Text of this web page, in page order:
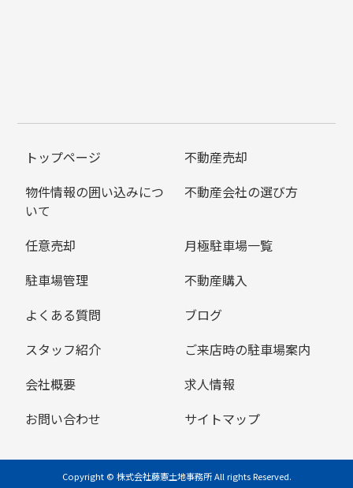
トップページ
不動産売却
物件情報の囲い込みにつ
いて
不動産会社の選び方
任意売却
月極駐車場一覧
駐車場管理
不動産購入
よくある質問
ブログ
スタッフ紹介
ご来店時の駐車場案内
会社概要
求人情報
お問い合わせ
サイトマップ
Copyright © 株式会社藤憲土地事務所 All rights Reserved.